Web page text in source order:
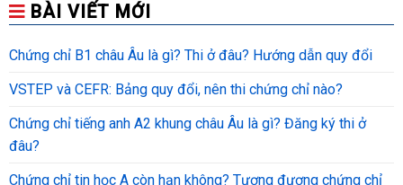
BÀI VIẾT MỚI
Chứng chỉ B1 châu Âu là gì? Thi ở đâu? Hướng dẫn quy đổi
VSTEP và CEFR: Bảng quy đổi, nên thi chứng chỉ nào?
Chứng chỉ tiếng anh A2 khung châu Âu là gì? Đăng ký thi ở
đâu?
Chứng chỉ tin học A còn hạn không? Tương đương chứng chỉ